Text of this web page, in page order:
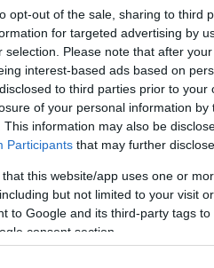
opt-out of the sale, sharing to third
for targeted advertising by
selection. Please note that after
interest-based ads based on
to third parties prior to
of your personal information by
This information may also be
Participants that may further
that this website/app uses one or
but not limited to your visit
to Google and its third-party tags
consent section.
το ΕΘΝΟΣ στη Google
2010 «The Social
σεναριογράφο και